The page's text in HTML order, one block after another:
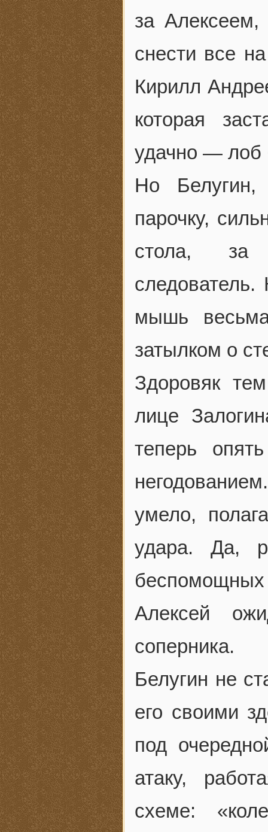
за Алексеем,
снести все
Кирилл
которая
удачно — лоб
Но Белугин,
парочку,
стола, за
следователь.
мышь
затылком о
Здоровяк
лице
теперь
умело,
удара. Да,
Алексей
соперника.
Белугин не
его своими
под
атаку,
схеме: